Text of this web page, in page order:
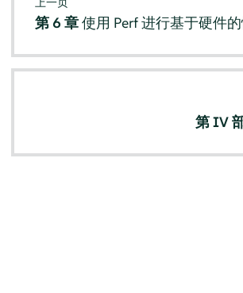
第 6 章使用 Perf 进行基于硬件
第 IV